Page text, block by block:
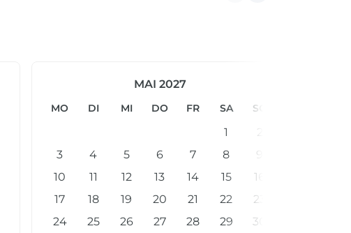
MAI 2027
MO DI MI DO FR SA SO
1
2
3
4 5 6 7 8
9
10
11 12 13 14 15
16
17
18 19 20 21 22
23
24
25 26 27 28 29
30